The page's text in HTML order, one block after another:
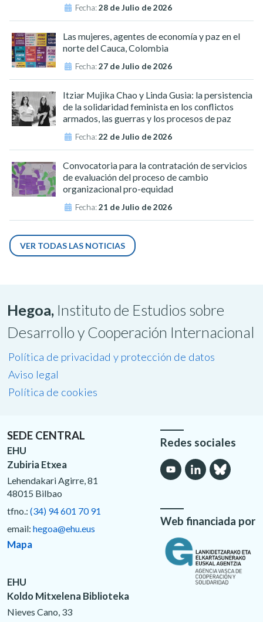
Fecha:28 de Julio de 2026
Las mujeres, agentes de economía y paz en el
norte del Cauca, Colombia
Fecha:27 de Julio de 2026
Itziar Mujika Chao y Linda Gusia: la persistencia
de la solidaridad feminista en los conflictos
armados, las guerras y los procesos de paz
Fecha:22 de Julio de 2026
Convocatoria para la contratación de servicios
de evaluación del proceso de cambio
organizacional pro-equidad
Fecha:21 de Julio de 2026
VER TODAS LAS NOTICIAS
Hegoa, Instituto de Estudios sobre
Desarrollo y Cooperación Internacional
Política de privacidad y protección de datos
Aviso legal
Política de cookies
SEDE CENTRAL
EHU
Zubiria Etxea
Lehendakari Agirre, 81
48015 Bilbao
tfno.: (34) 94 601 70 91
email: hegoa@ehu.eus
Mapa
EHU
Koldo Mitxelena Biblioteka
Nieves Cano, 33
Redes sociales
Web financiada por